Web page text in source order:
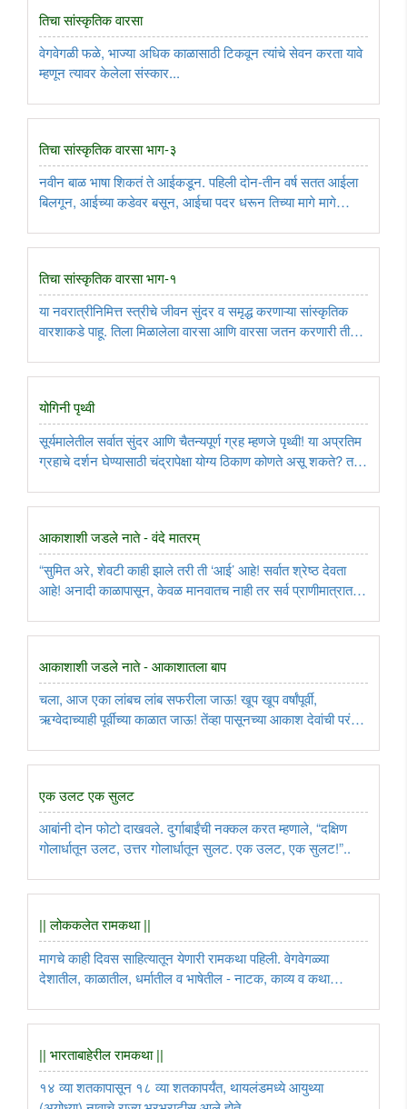
तिचा सांस्कृतिक वारसा
वेगवेगळी फळे, भाज्या अधिक काळासाठी टिकवून त्यांचे सेवन करता यावे
म्हणून त्यावर केलेला संस्कार...
तिचा सांस्कृतिक वारसा भाग-३
नवीन बाळ भाषा शिकतं ते आईकडून. पहिली दोन-तीन वर्ष सतत आईला
बिलगून, आईच्या कडेवर बसून, आईचा पदर धरून तिच्या मागे मागे
तिचा सांस्कृतिक वारसा भाग-१
या नवरात्रीनिमित्त स्त्रीचे जीवन सुंदर व समृद्ध करणाऱ्या सांस्कृतिक
वारशाकडे पाहू. तिला मिळालेला वारसा आणि वारसा जतन करणारी ती
योगिनी पृथ्वी
सूर्यमालेतील सर्वात सुंदर आणि चैतन्यपूर्ण ग्रह म्हणजे पृथ्वी! या अप्रतिम
ग्रहाचे दर्शन घेण्यासाठी चंद्रापेक्षा योग्य ठिकाण कोणते असू शकते? तर,
आकाशाशी जडले नाते - वंदे मातरम्
“सुमित अरे, शेवटी काही झाले तरी ती ‘आई’ आहे! सर्वात श्रेष्ठ देवता
आहे! अनादी काळापासून, केवळ मानवातच नाही तर सर्व प्राणीमात्रात
आकाशाशी जडले नाते - आकाशातला बाप
चला, आज एका लांबच लांब सफरीला जाऊ! खूप खूप वर्षांपूर्वी,
ऋग्वेदाच्याही पूर्वीच्या काळात जाऊ! तेंव्हा पासूनच्या आकाश देवांची परंपरा
एक उलट एक सुलट
आबांनी दोन फोटो दाखवले. दुर्गाबाईंची नक्कल करत म्हणाले, “दक्षिण
गोलार्धातून उलट, उत्तर गोलार्धातून सुलट. एक उलट, एक सुलट!”..
|| लोककलेत रामकथा ||
मागचे काही दिवस साहित्यातून येणारी रामकथा पहिली. वेगवेगळ्या
देशातील, काळातील, धर्मातील व भाषेतील - नाटक, काव्य व कथा
|| भारताबाहेरील रामकथा ||
१४ व्या शतकापासून १८ व्या शतकापर्यंत, थायलंडमध्ये आयुथ्या